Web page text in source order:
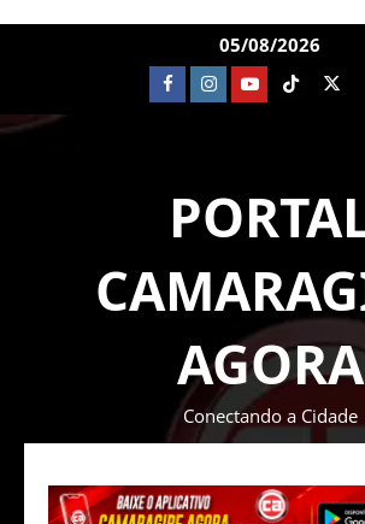
05/08/2026
AGORA
Conectando a Cidade